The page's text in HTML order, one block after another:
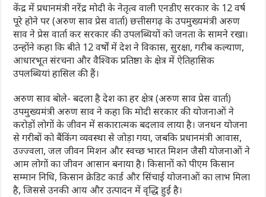
केंद्र में प्रधानमंत्री नरेंद्र मोदी के नेतृत्व वाली एनडीए सरकार के 12 वर्ष
पूरे होने पर (अरुण साव प्रेस वार्ता) छत्तीसगढ़ के उपमुख्यमंत्री अरुण
साव ने प्रेस वार्ता कर सरकार की उपलब्धियों को जनता के सामने रखा।
उन्होंने कहा कि बीते 12 वर्षों में देश ने विकास, सुरक्षा, गरीब कल्याण,
आधारभूत संरचना और वैश्विक प्रतिष्ठा के क्षेत्र में ऐतिहासिक
उपलब्धियां हासिल की हैं।
अरुण साव बोले- बदला है देश का हर क्षेत्र (अरुण साव प्रेस वार्ता)
उपमुख्यमंत्री अरुण साव ने कहा कि मोदी सरकार की योजनाओं ने
करोड़ों लोगों के जीवन में सकारात्मक बदलाव लाया है। जनधन योजना
से गरीबों को बैंकिंग व्यवस्था से जोड़ा गया, जबकि प्रधानमंत्री आवास,
उज्ज्वला, जल जीवन मिशन और स्वच्छ भारत मिशन जैसी योजनाओं ने
आम लोगों का जीवन आसान बनाया है। किसानों को पीएम किसान
सम्मान निधि, किसान क्रेडिट कार्ड और सिंचाई योजनाओं का लाभ मिला
है, जिससे उनकी आय और उत्पादन में वृद्धि हुई है।